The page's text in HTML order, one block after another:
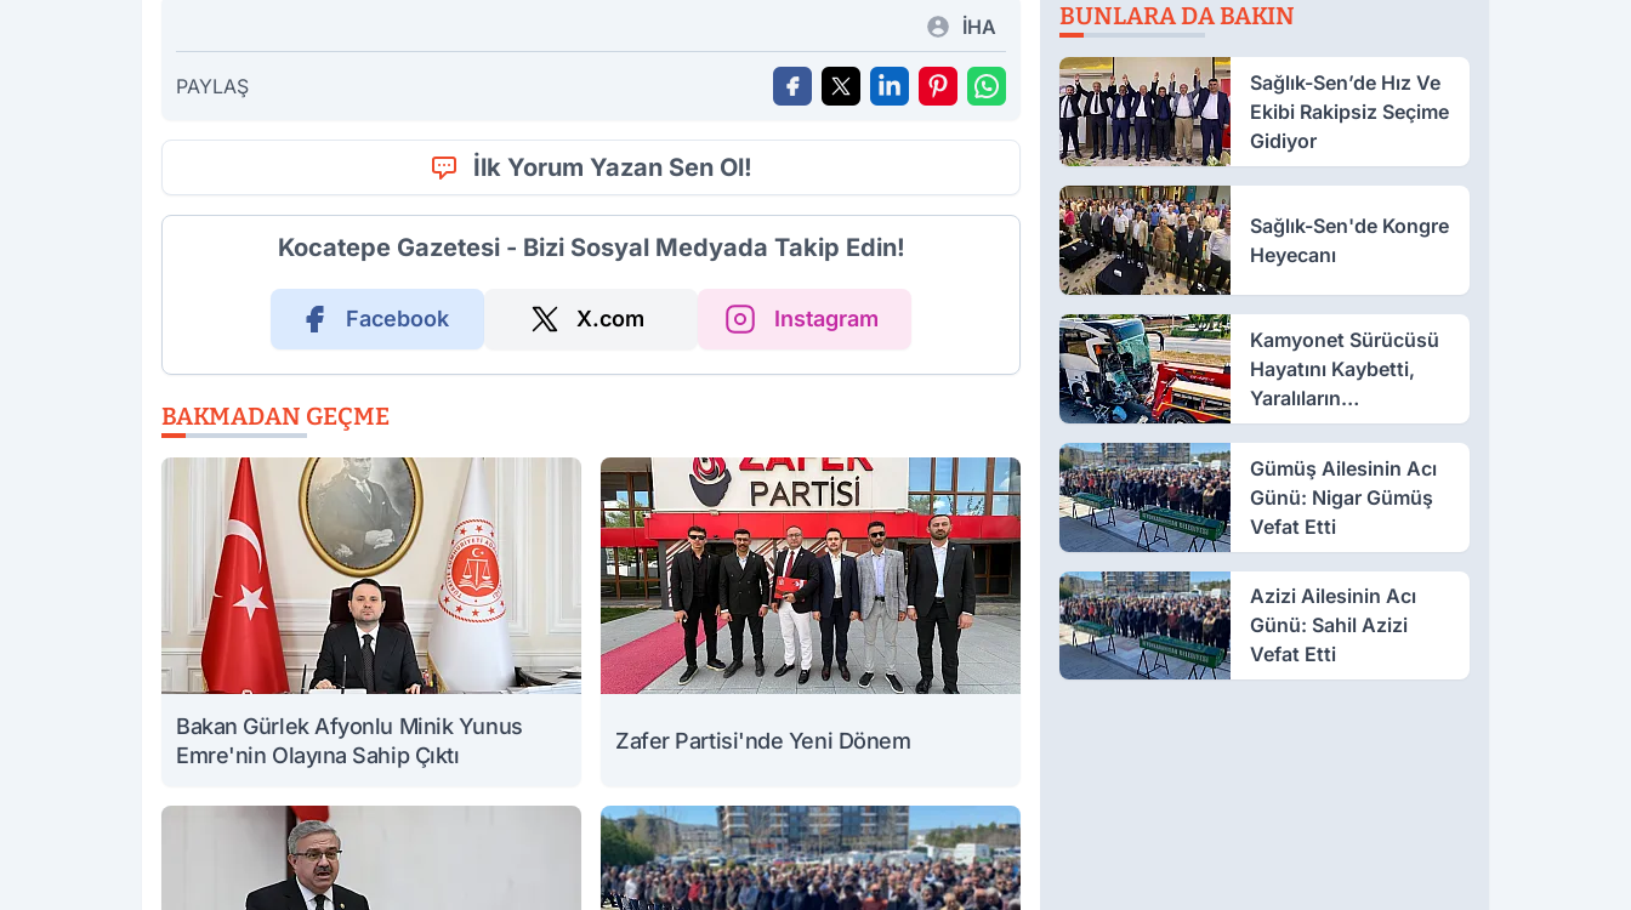
İHA
PAYLAŞ
İlk Yorum Yazan Sen Ol!
Kocatepe Gazetesi - Bizi Sosyal Medyada Takip Edin!
Facebook X.com Instagram
BAKMADAN GEÇME
Bakan Gürlek Afyonlu Minik Yunus
Emre'nin Olayına Sahip Çıktı
Zafer Partisi'nde Yeni Dönem
BUNLARA DA BAKIN
Sağlık-Sen’de Hız Ve
Ekibi Rakipsiz Seçime
Gidiyor
Sağlık-Sen'de Kongre
Heyecanı
Kamyonet Sürücüsü
Hayatını Kaybetti,
Yaralıların
Birçoğunun Sağlık
Durumu İyi
Gümüş Ailesinin Acı
Günü: Nigar Gümüş
Vefat Etti
Azizi Ailesinin Acı
Günü: Sahil Azizi
Vefat Etti